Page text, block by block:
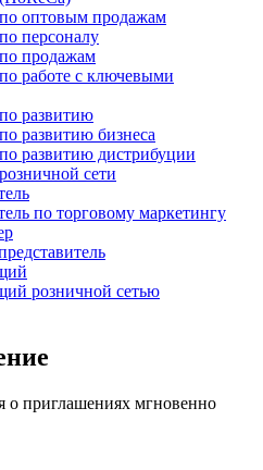
оптовым продажам
персоналу
продажам
работе с ключевыми
развитию
развитию бизнеса
развитию дистрибуции
сети
по торговому маркетингу
розничной сетью
о приглашениях мгновенно